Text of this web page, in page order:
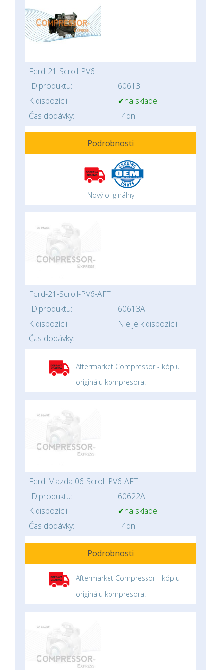
Ford-21-Scroll-PV6
ID produktu:
60613
K dispozícii:
✔na sklade
Čas dodávky:
4dni
Podrobnosti
Nový originálny
Ford-21-Scroll-PV6-AFT
ID produktu:
60613A
K dispozícii:
Nie je k dispozícii
Čas dodávky:
-
Aftermarket Compressor - kópiu
originálu kompresora.
Ford-Mazda-06-Scroll-PV6-AFT
ID produktu:
60622A
K dispozícii:
✔na sklade
Čas dodávky:
4dni
Podrobnosti
Aftermarket Compressor - kópiu
originálu kompresora.